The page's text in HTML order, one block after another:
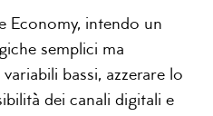
Economy, intendo un
semplici ma
bassi, azzerare lo
dei canali digitali e